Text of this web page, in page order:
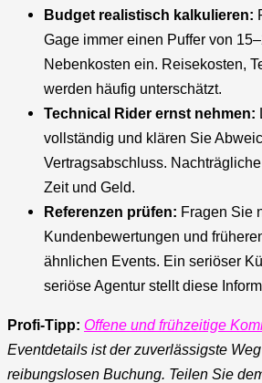
Budget realistisch kalkulieren:
Gage immer einen Puffer von
Nebenkosten ein. Reisekosten,
werden häufig unterschätzt.
Technical Rider ernst nehmen:
vollständig und klären Sie
Vertragsabschluss.
Zeit und Geld.
Referenzen prüfen: Fragen Sie
Kundenbewertungen und
ähnlichen Events. Ein seriöser
seriöse Agentur stellt diese
Profi-Tipp: Offene und frühzeitige
Eventdetails ist der zuverlässigste
reibungslosen Buchung. Teilen Sie